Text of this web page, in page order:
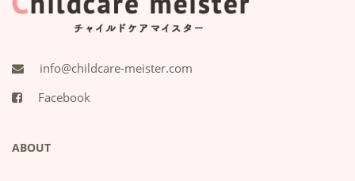
info@childcare-meister.com
Facebook
ABOUT